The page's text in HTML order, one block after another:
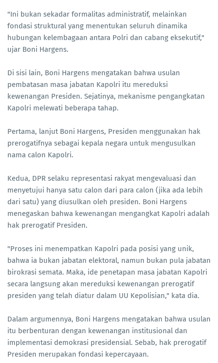
"Ini bukan sekadar formalitas administratif, melainkan
fondasi struktural yang menentukan seluruh dinamika
hubungan kelembagaan antara Polri dan cabang eksekutif,"
ujar Boni Hargens.
Di sisi lain, Boni Hargens mengatakan bahwa usulan
pembatasan masa jabatan Kapolri itu mereduksi
kewenangan Presiden. Sejatinya, mekanisme pengangkatan
Kapolri melewati beberapa tahap.
Pertama, lanjut Boni Hargens, Presiden menggunakan hak
prerogatifnya sebagai kepala negara untuk mengusulkan
nama calon Kapolri.
Kedua, DPR selaku representasi rakyat mengevaluasi dan
menyetujui hanya satu calon dari para calon (jika ada lebih
dari satu) yang diusulkan oleh presiden. Boni Hargens
menegaskan bahwa kewenangan mengangkat Kapolri adalah
hak prerogatif Presiden.
"Proses ini menempatkan Kapolri pada posisi yang unik,
bahwa ia bukan jabatan elektoral, namun bukan pula jabatan
birokrasi semata. Maka, ide penetapan masa jabatan Kapolri
secara langsung akan mereduksi kewenangan prerogatif
presiden yang telah diatur dalam UU Kepolisian," kata dia.
Dalam argumennya, Boni Hargens mengatakan bahwa usulan
itu berbenturan dengan kewenangan institusional dan
implementasi demokrasi presidensial. Sebab, hak prerogatif
Presiden merupakan fondasi kepercayaan.